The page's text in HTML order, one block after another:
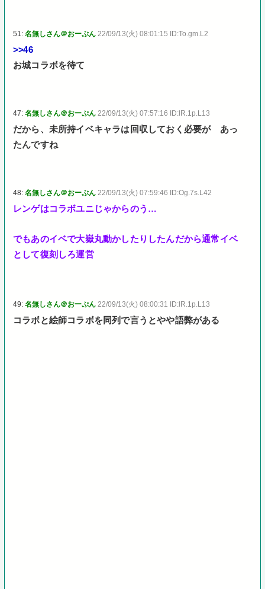
51:名無しさん＠おーぷん 22/09/13(火) 08:01:15 ID:To.gm.L2
>>46
お城コラボを待て
47:名無しさん＠おーぷん 22/09/13(火) 07:57:16 ID:lR.1p.L13
だから、未所持イベキャラは回収しておく必要が あっ
たんですね
48:名無しさん＠おーぷん 22/09/13(火) 07:59:46 ID:Og.7s.L42
レンゲはコラボユニじゃからのう…
でもあのイベで大嶽丸動かしたりしたんだから通常イベ
として復刻しろ運営
49:名無しさん＠おーぷん 22/09/13(火) 08:00:31 ID:lR.1p.L13
コラボと絵師コラボを同列で言うとやや語弊がある